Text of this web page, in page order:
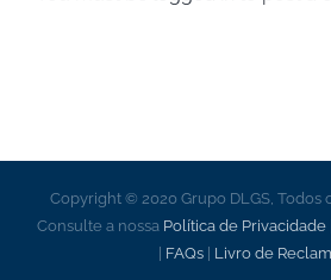
Copyright © 2020 Grupo DLGS, Todos
Consulte a nossa Política de Privacidade|
| FAQs | Livro de